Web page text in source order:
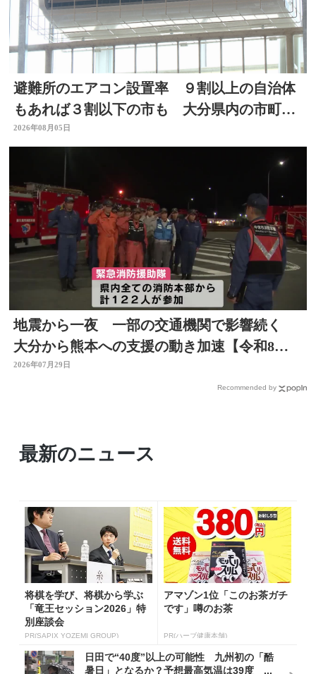
避難所のエアコン設置率 ９割以上の自治体
もあれば３割以下の市も 大分県内の市町村
を調査
2026年08月05日
地震から一夜 一部の交通機関で影響続く
大分から熊本への支援の動き加速【令和8年
熊本地震】
2026年07月29日
Recommended by
最新のニュース
将棋を学び、将棋から学ぶ
「竜王セッション2026」特
別座談会
PR(SAPIX YOZEMI GROUP)
アマゾン1位「このお茶ガチ
です」噂のお茶
PR(ハーブ健康本舗)
日田で“40度”以上の可能性 九州初の「酷
暑日」となるか？予想最高気温は39度 ...